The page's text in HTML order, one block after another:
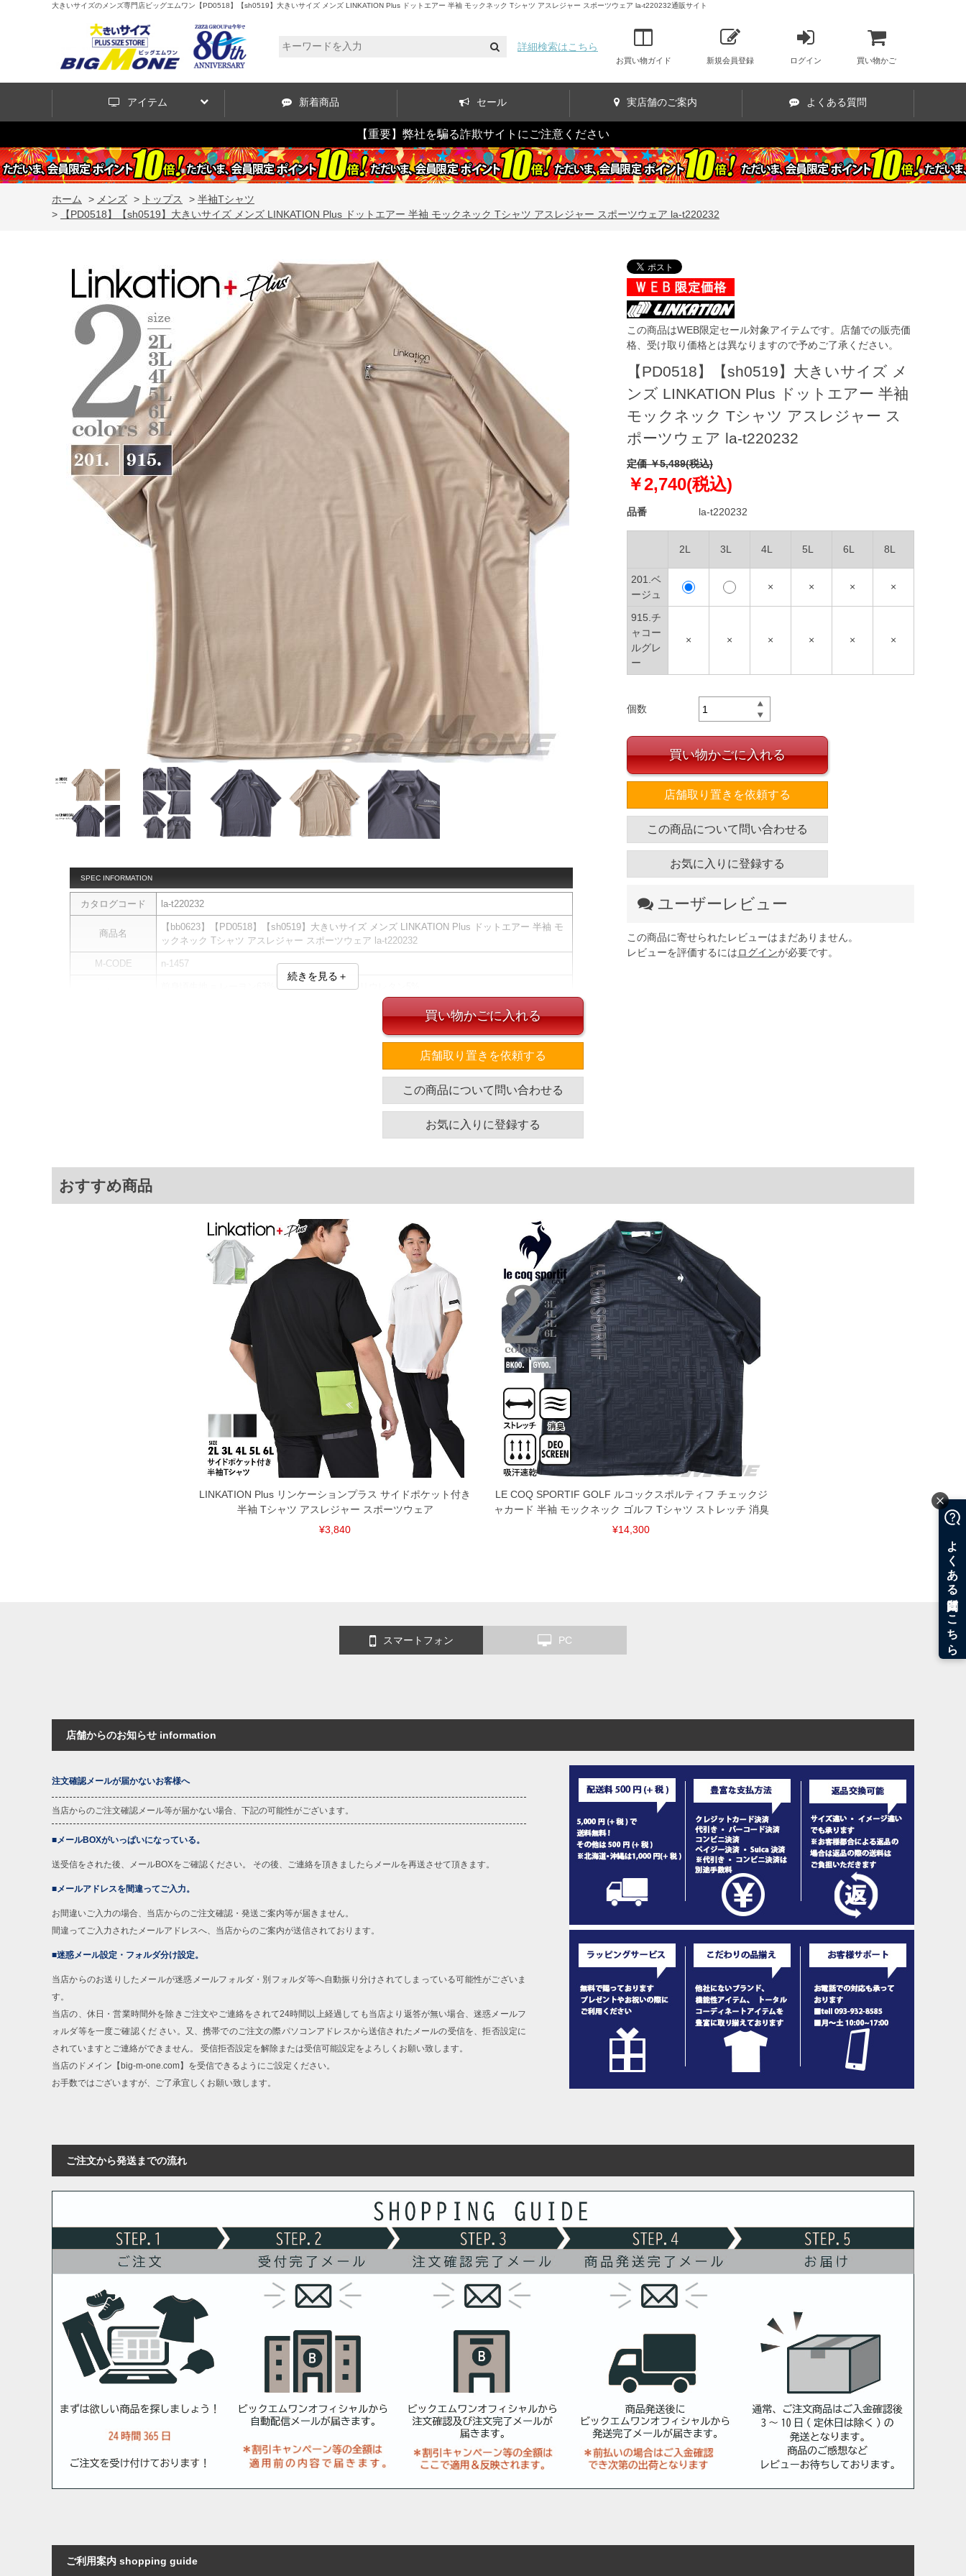
大きいサイズのメンズ専門店ビッグエムワン【PD0518】【sh0519】大きいサイズ メンズ LINKATION Plus ドットエアー 半袖 モックネック Tシャツ アスレジャー スポーツウェア la-t220232通販サイト
詳細検索はこちら
お買い物ガイド 新規会員登録 ログイン 買い物かご
アイテム 新着商品 セール 実店舗のご案内 よくある質問
【重要】弊社を騙る詐欺サイトにご注意ください
ホーム > メンズ > トップス > 半袖Tシャツ
>
【PD0518】【sh0519】大きいサイズ メンズ LINKATION Plus ドットエアー 半袖 モックネック Tシャツ アスレジャー スポーツウェア la-t220232
SPEC INFORMATION
カタログコード la-t220232
商品名
【bb0623】【PD0518】【sh0519】大きいサイズ メンズ LINKATION Plus ドットエアー 半袖 モ
ックネック Tシャツ アスレジャー スポーツウェア la-t220232
M-CODE n-1457
前身頃生地 = レーヨン63%、ナイロン32%、ポリウレタン5%
胸囲 着丈
120 74
5L
28
62 152
86
単位はcm
※商品によって若干のサイズの誤差がございます。また、お客様がご使用の環境（コンピュータ画
面）によって、商品の色味が若干異なる場合がございます。予めご了承ください。
※上記サイズが実際の商品に付いているタグのサイズ表記と異なる場合があります。お取り扱い前に
商品付属タグの記載もご確認下さい。
※当店での掲載商品は、実店鋪と在庫を共用しておりますので店頭での売り違い、店舗からのお取り
寄せ等により、お客様にご迷惑をお掛けしてしまう場合がございます。そのようなことがない様最大
限に努めておりますが、もしあった場合速やかにご連絡させて頂きますので予めご了承ください。
※【ボトムの裾上げをご希望の場合】
裾上げ料金は500円+税となります。
備考欄に股下●cmとご記入下さい。（裾上げ無料対象商品は1本につき税込6,000円以上の品が対象。
1本5,999円以下の商品は有料（500円+税）となります。）
出荷まで約1週間～20日間程お時間を頂く場合がございます。
尚、裾上げした商品は返品・交換不可となりますので、予めご了承下さい。
一部、お直しに対応出来ない商品がございます。(例：裾にファスナーや調節ひもが付いている、極
端なデザインが施されている等)
※【返品交換について】
返品交換希望の方は、商品到着後1週間以内にご連絡ください。
COLOR VARIATION
続きを見る＋
この商品はWEB限定セール対象アイテムです。店舗での販売価
格、受け取り価格とは異なりますので予めご了承ください。
【PD0518】【sh0519】大きいサイズ メ
ンズ LINKATION Plus ドットエアー 半袖
モックネック Tシャツ アスレジャー ス
ポーツウェア la-t220232
定価 ￥5,489(税込)
￥2,740(税込)
品番 la-t220232
2L 3L 4L 5L 6L 8L
201.ベ
ージュ
× × × ×
915.チ
ャコー
ルグレ
ー
× × × × × ×
個数
買い物かごに入れる
店舗取り置きを依頼する
この商品について問い合わせる
お気に入りに登録する
ユーザーレビュー
この商品に寄せられたレビューはまだありません。
レビューを評価するにはログインが必要です。
買い物かごに入れる
店舗取り置きを依頼する
この商品について問い合わせる
お気に入りに登録する
おすすめ商品
LINKATION Plus リンケーションプラス サイドポケット付き
半袖 Tシャツ アスレジャー スポーツウェア
¥3,840
LE COQ SPORTIF GOLF ルコックスポルティフ チェックジ
ャカード 半袖 モックネック ゴルフ Tシャツ ストレッチ 消臭
¥14,300
スマートフォン PC
店舗からのお知らせ information
注文確認メールが届かないお客様へ
当店からのご注文確認メール等が届かない場合、下記の可能性がございます。
■メールBOXがいっぱいになっている。
送受信をされた後、メールBOXをご確認ください。 その後、ご連絡を頂きましたらメールを再送させて頂きます。
■メールアドレスを間違ってご入力。
お間違いご入力の場合、当店からのご注文確認・発送ご案内等が届きません。
間違ってご入力されたメールアドレスへ、当店からのご案内が送信されております。
■迷惑メール設定・フォルダ分け設定。
当店からのお送りしたメールが迷惑メールフォルダ・別フォルダ等へ自動振り分けされてしまっている可能性がございま
す。
当店の、休日・営業時間外を除きご注文やご連絡をされて24時間以上経過しても当店より返答が無い場合、迷惑メールフ
ォルダ等を一度ご確認くだ さい。又、携帯でのご注文の際パソコンアドレスから送信されたメールの受信を、拒否設定に
されていますとご連絡ができません。 受信拒否設定を解除または受信可能設定をよろしくお願い致します。
当店のドメイン【big-m-one.com】を受信できるようにご設定ください。
お手数ではございますが、ご了承宜しくお願い致します。
ご注文から発送までの流れ
ご利用案内 shopping guide